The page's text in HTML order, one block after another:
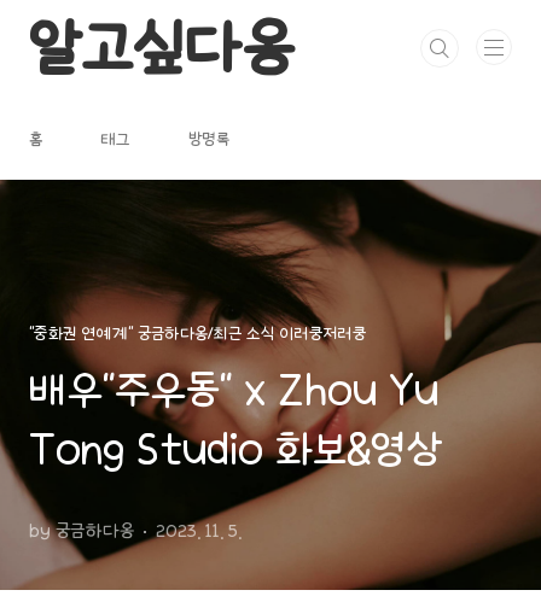
알고싶다옹
홈 태그 방명록
"중화권 연예계" 궁금하다옹/최근 소식 이러쿵저러쿵
배우"주우동" x Zhou Yu
Tong Studio 화보&영상
by 궁금하다옹 2023. 11. 5.